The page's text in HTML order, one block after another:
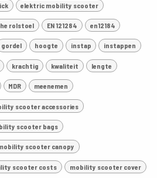
elektric mobility scooter
rolstoel EN 121284 en12184
gordel hoogte instap instappen
krachtig kwaliteit lengte
MDR meenemen
scooter accessories
scooter bags
scooter canopy
scooter costs mobility scooter cover